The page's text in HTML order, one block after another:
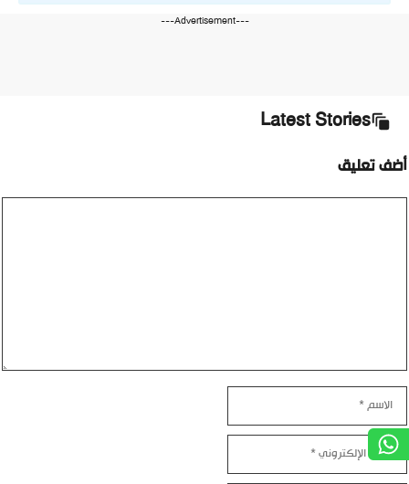
---Advertisement---
Latest Stories
أضف تعليق
البريد
الإلكتروني